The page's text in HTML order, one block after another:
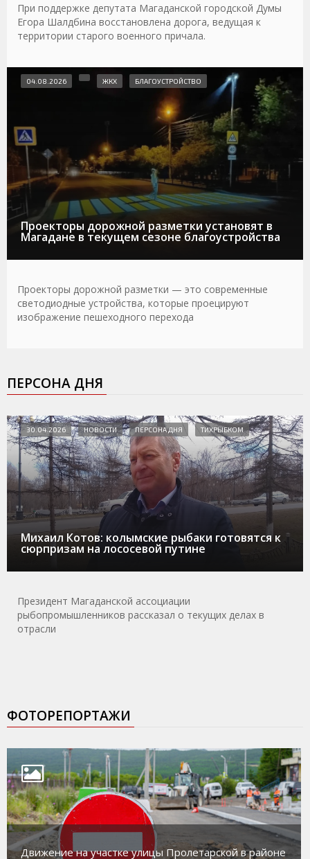
При поддержке депутата Магаданской городской Думы
Егора Шалдбина восстановлена дорога, ведущая к
территории старого военного причала.
Проекторы дорожной разметки установят в
Магадане в текущем сезоне благоустройства
04.08.2026 ЖКХ БЛАГОУСТРОЙСТВО
Проекторы дорожной разметки — это современные
светодиодные устройства, которые проецируют
изображение пешеходного перехода
ПЕРСОНА ДНЯ
Михаил Котов: колымские рыбаки готовятся к
сюрпризам на лососевой путине
30.04.2026 НОВОСТИ ПЕРСОНА ДНЯ ТИХРЫБКОМ
Президент Магаданской ассоциации
рыбопромышленников рассказал о текущих делах в
отрасли
ФОТОРЕПОРТАЖИ
Движение на участке улицы Пролетарской в районе